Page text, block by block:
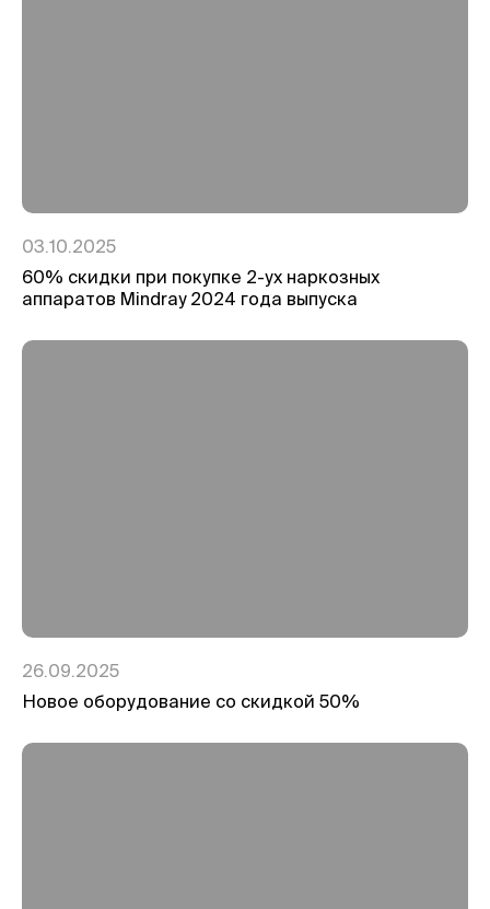
03.10.2025
60% скидки при покупке 2-ух наркозных
аппаратов Mindray 2024 года выпуска
26.09.2025
Новое оборудование со скидкой 50%